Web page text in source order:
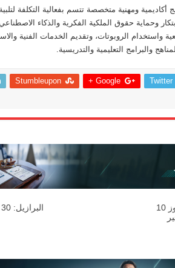
ومهنية متخصصة تتسم بفعالية التكلفة لتلبية
وحماية حقوق الملكية الفكرية والذكاء
واستخدام الروبوتات، وتقديم الخدمات الفنية
والبرامج التعليمية والتدريسية.
Twitter
Google +
Stumbleupon
وفيات كورونا في ألمانيا تتجاوز 10